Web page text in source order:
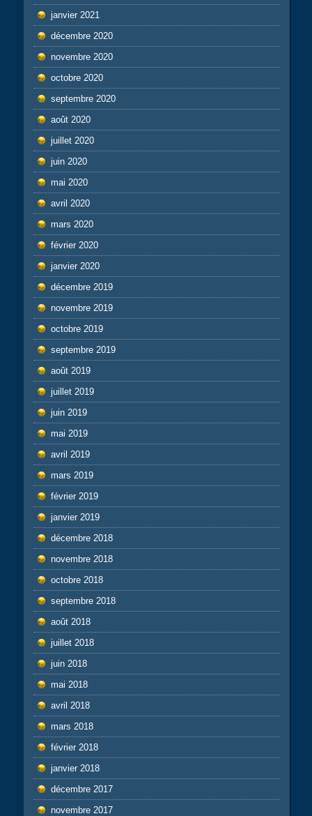
janvier 2021
décembre 2020
novembre 2020
octobre 2020
septembre 2020
août 2020
juillet 2020
juin 2020
mai 2020
avril 2020
mars 2020
février 2020
janvier 2020
décembre 2019
novembre 2019
octobre 2019
septembre 2019
août 2019
juillet 2019
juin 2019
mai 2019
avril 2019
mars 2019
février 2019
janvier 2019
décembre 2018
novembre 2018
octobre 2018
septembre 2018
août 2018
juillet 2018
juin 2018
mai 2018
avril 2018
mars 2018
février 2018
janvier 2018
décembre 2017
novembre 2017